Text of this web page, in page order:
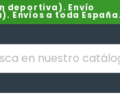
deportiva). Envío
Envíos a toda España.